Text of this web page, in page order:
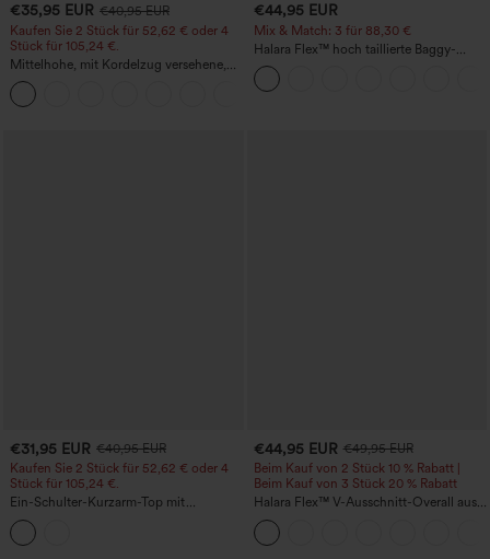
€35,95 EUR €40,95 EUR
Kaufen Sie 2 Stück für 52,62 € oder 4
Stück für 105,24 €.
Mittelhohe, mit Kordelzug versehene,
schnelltrocknende Golfhose mit schmal
zulaufendem Schnitt, abgerundetem
Saum und Taschen – UPF 40+
€44,95 EUR
Mix & Match: 3 für 88,30 €
Halara Flex™ hoch taillierte Baggy-
Jeans mit Taschen, weitem Bein,
stonewashed, lässig
€31,95 EUR €40,95 EUR
Kaufen Sie 2 Stück für 52,62 € oder 4
Stück für 105,24 €.
Ein-Schulter-Kurzarm-Top mit
abgerundetem High-Low-Saum,
integriertem BH, gepunktet, lässig
€44,95 EUR €49,95 EUR
Beim Kauf von 2 Stück 10 % Rabatt |
Beim Kauf von 3 Stück 20 % Rabatt
Halara Flex™ V-Ausschnitt-Overall aus
gewaschenem Denim mit Taschen –
lässig